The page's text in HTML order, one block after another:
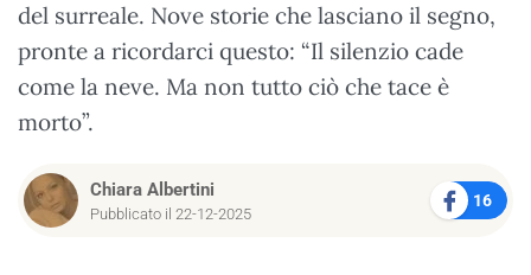
del surreale. Nove storie che lasciano il segno,
pronte a ricordarci questo: “Il silenzio cade
come la neve. Ma non tutto ciò che tace è
morto”.
Chiara Albertini
Pubblicato il 22-12-2025
16